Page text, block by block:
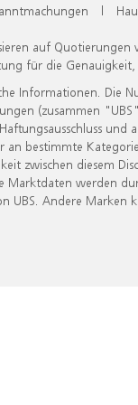
|
auf
für die
Informationen. Die
(zusammen
an bestimmte
zwischen diesem
werden
UBS. Andere Marken